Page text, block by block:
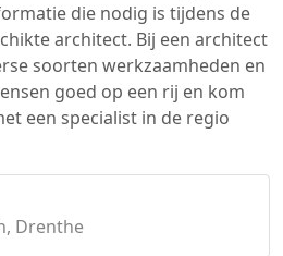
die nodig is tijdens de
architect. Bij een architect
soorten werkzaamheden en
goed op een rij en kom
een specialist in de regio
Drenthe